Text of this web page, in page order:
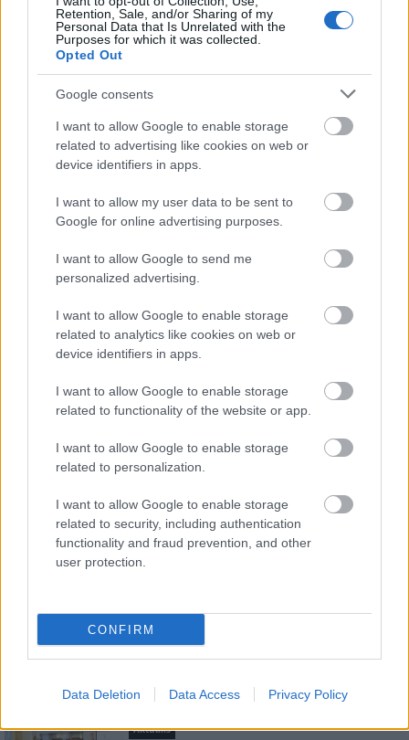
Retention, Sale, and/or Sharing of my
Personal Data that Is Unrelated with the
Purposes for which it was collected.
Opted Out
Google consents
I want to allow Google to enable storage
related to advertising like cookies on web or
device identifiers in apps.
I want to allow my user data to be sent to
Google for online advertising purposes.
I want to allow Google to send me
personalized advertising.
I want to allow Google to enable storage
related to analytics like cookies on web or
device identifiers in apps.
I want to allow Google to enable storage
related to functionality of the website or app.
I want to allow Google to enable storage
related to personalization.
I want to allow Google to enable storage
related to security, including authentication
functionality and fraud prevention, and other
user protection.
CONFIRM
Data Deletion Data Access Privacy Policy
Új gyalogosátkelők és jelzőlámpás
Másfélszeresére bővítik
Hódmezővásárhely jó hírű református
iskoláját
Flórián téri felüljárón
Feliratkozom a hírlevélre és elfogadom az
szabályzatot!
LEGNÉZETTEBB
Aktuális